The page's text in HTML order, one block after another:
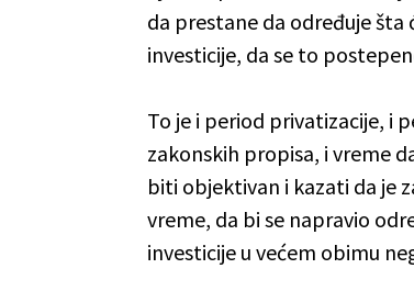
da prestane da određuje šta
investicije, da se to
To je i period privatizacije, i
zakonskih propisa, i vreme
biti objektivan i kazati da je
vreme, da bi se napravio
investicije u većem obimu